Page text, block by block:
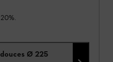
Ø 225